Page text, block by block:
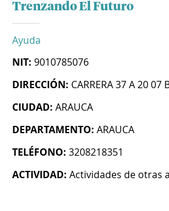
Trenzando El Futuro
Ayuda
NIT: 9010785076
DIRECCIÓN: CARRERA 37 A 20 07
CIUDAD: ARAUCA
DEPARTAMENTO: ARAUCA
TELÉFONO: 3208218351
ACTIVIDAD: Actividades de otras